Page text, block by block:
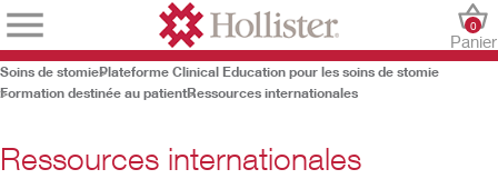
Panier
0
Soins de stomiePlateforme Clinical Education pour les soins de stomie
Formation destinée au patientRessources internationales
Ressources internationales